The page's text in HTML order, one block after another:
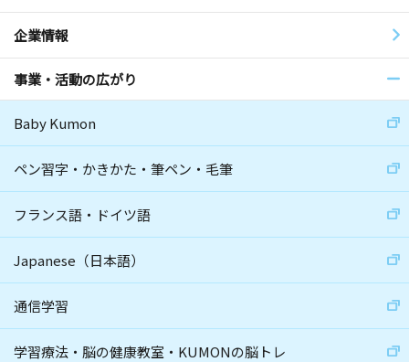
企業情報
事業・活動の広がり
Baby Kumon
ペン習字・かきかた・筆ペン・毛筆
フランス語・ドイツ語
Japanese（日本語）
通信学習
学習療法・脳の健康教室・KUMONの脳トレ